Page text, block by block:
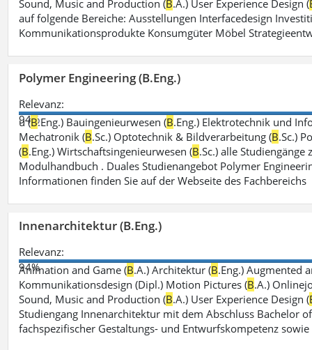
Sound, Music and Production (B.A.) User Experience Design (
auf folgende Bereiche: Ausstellungen Interfacedesign
Kommunikationsprodukte Konsumgüter Möbel
Polymer Engineering (B.Eng.)
Relevanz:
94%
u (B.Eng.) Bauingenieurwesen (B.Eng.) Elektrotechnik und
Mechatronik (B.Sc.) Optotechnik & Bildverarbeitung (B.Sc.)
(B.Eng.) Wirtschaftsingenieurwesen (B.Sc.) alle
Modulhandbuch . Duales Studienangebot Polymer
Informationen finden Sie auf der Webseite des Fachbereichs
Innenarchitektur (B.Eng.)
Relevanz:
94%
Animation and Game (B.A.) Architektur (B.Eng.) Augmented
Kommunikationsdesign (Dipl.) Motion Pictures (B.A.)
Sound, Music and Production (B.A.) User Experience Design (
Studiengang Innenarchitektur mit dem Abschluss Bachelor
fachspezifischer Gestaltungs- und Entwurfskompetenz